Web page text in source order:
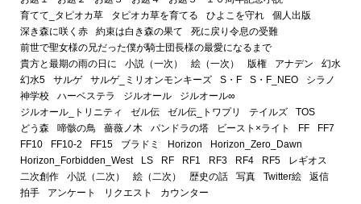
育てて_タピオカ草
タピオカ草を育てる ひよこを守れ
個人出版
深き森に咲く赤
約束は白き森の果て
死に戻り令息の受難
前世で聖女様の兄だった僕が騎士団長様の最愛になるまで
貴方と最期の雨の日に
小説（一次） 絵（一次） 版権 アナデン
幻水
幻水5
サルゲ サルゲ_ミリオンモンキーズ S・F S・F_NEO
シラノ
神学校
ハーベステラ ジルオール
ジルオール∞
ジルオール_トリニティ
ゼル伝 ゼル伝_トワプリ テイルズ
TOS
どう森
啼骸の鳥 薔薇ノ木 パンドラの塔 ビースト×ライト FF
FF7
FF10
FF10-2 FF15 ブラドミ Horizon
Horizon_Zero_Dawn
Horizon_Forbidden_West
LS RF RF1 RF3 RF4 RF5
レギオス
二次創作
小説（二次） 絵（二次） 歴史の話 写真 Twitter絵
返信
拍手
アンケート リクエスト カウンター